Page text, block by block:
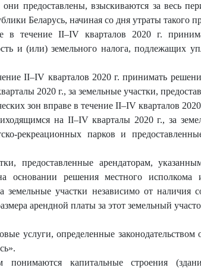
предоставлены, взыскиваются за весь
Беларусь, начиная со дня утраты такого
в течение II–IV кварталов 2020 г.
и (или) земельного налога, подлежащих
II–IV кварталов 2020 г. принимать
2020 г., за земельные участки,
зон вправе в течение II–IV кварталов
на II–IV кварталы 2020 г., за
рекреационных парков и
предоставленные арендаторам,
основании решения местного
участки независимо от наличия
арендной платы за этот земельный
услуги, определенные законодательством
капитальные строения